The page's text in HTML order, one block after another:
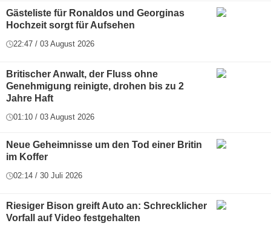
Gästeliste für Ronaldos und Georginas
Hochzeit sorgt für Aufsehen
22:47 / 03 August 2026
Britischer Anwalt, der Fluss ohne
Genehmigung reinigte, drohen bis zu 2
Jahre Haft
01:10 / 03 August 2026
Neue Geheimnisse um den Tod einer Britin
im Koffer
02:14 / 30 Juli 2026
Riesiger Bison greift Auto an: Schrecklicher
Vorfall auf Video festgehalten